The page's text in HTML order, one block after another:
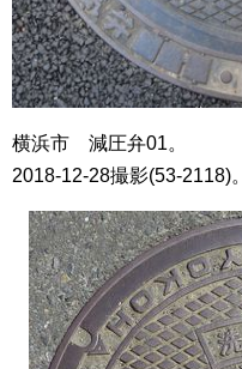
横浜市 減圧弁01。
2018-12-28撮影(53-2118)。